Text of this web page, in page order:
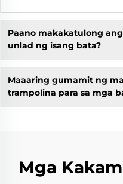
Paano makakatulong
unlad ng isang bata?
Maaaring gumamit ng
trampolina para sa mga
Mga